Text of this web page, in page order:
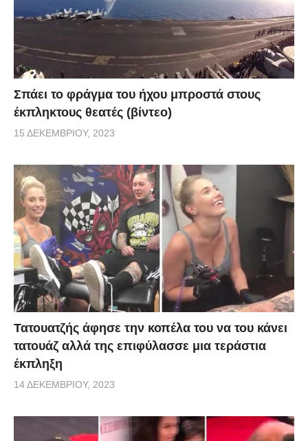
Σπάει το φράγμα του ήχου μπροστά στους
έκπληκτους θεατές (βίντεο)
15 ΔΕΚΕΜΒΡΊΟΥ, 2023
Τατουατζής άφησε την κοπέλα του να του κάνει
τατουάζ αλλά της επιφύλασσε μια τεράστια
έκπληξη
14 ΔΕΚΕΜΒΡΊΟΥ, 2023